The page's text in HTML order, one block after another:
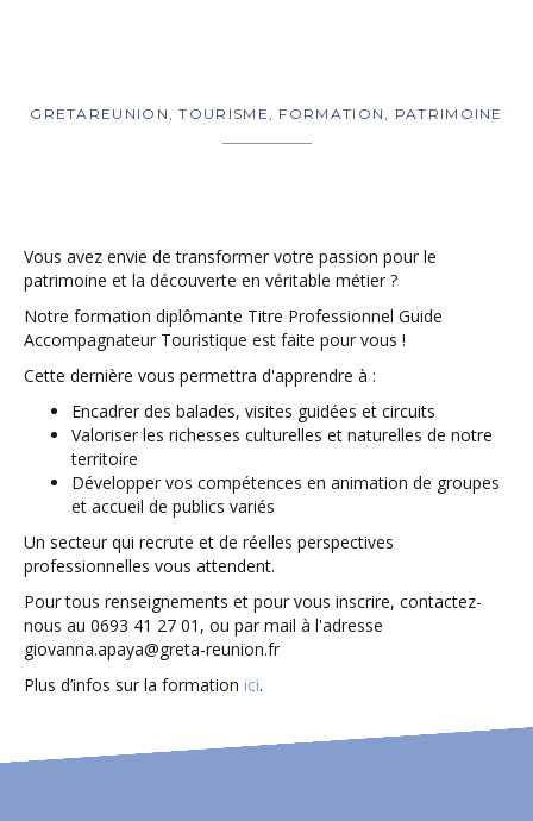
GRETAREUNION, TOURISME, FORMATION, PATRIMOINE
Vous avez envie de transformer votre passion pour le
patrimoine et la découverte en véritable métier ?
Notre formation diplômante Titre Professionnel Guide
Accompagnateur Touristique est faite pour vous !
Cette dernière vous permettra d'apprendre à :
Encadrer des balades, visites guidées et circuits
Valoriser les richesses culturelles et naturelles de notre
territoire
Développer vos compétences en animation de groupes
et accueil de publics variés
Un secteur qui recrute et de réelles perspectives
professionnelles vous attendent.
Pour tous renseignements et pour vous inscrire, contactez-
nous au 0693 41 27 01, ou par mail à l'adresse
giovanna.apaya@greta-reunion.fr
Plus d’infos sur la formation ici.